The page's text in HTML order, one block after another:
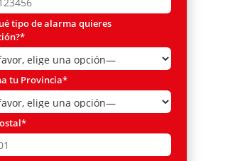
tipo de alarma quieres
tu Provincia*